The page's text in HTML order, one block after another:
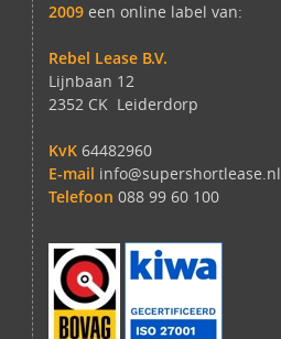
2009 een online label van:
Rebel Lease B.V.
Lijnbaan 12
2352 CK Leiderdorp
KvK 64482960
E-mail info@supershortlease.nl
Telefoon 088 99 60 100